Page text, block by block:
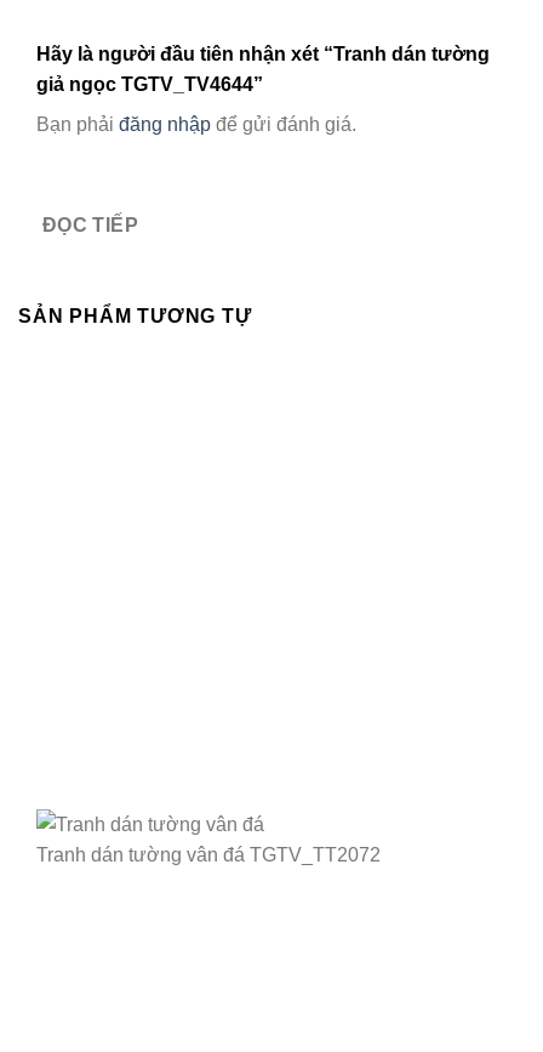
Hãy là người đầu tiên nhận xét “Tranh dán tường
giả ngọc TGTV_TV4644”
Bạn phải đăng nhập để gửi đánh giá.
ĐỌC TIẾP
SẢN PHẨM TƯƠNG TỰ
Tranh dán tường vân đá TGTV_TT2072